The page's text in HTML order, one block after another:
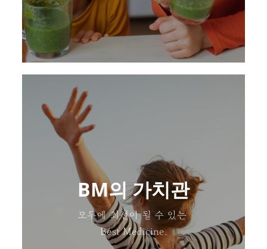
BM의 가치관
모두에 최선이 될 수 있는
Best Medicine.